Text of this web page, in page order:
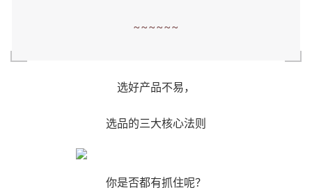
~~~~~~
选好产品不易，
选品的三大核心法则
你是否都有抓住呢？